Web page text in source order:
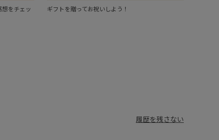
をチェッ
ギフトを贈ってお祝いしよう！
履歴を残さない